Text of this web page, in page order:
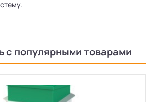
с популярными товарами